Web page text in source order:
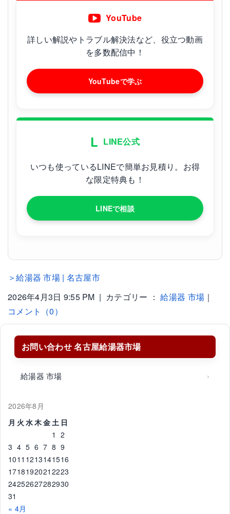
YouTube
詳しい解説やトラブル解決法など、役立つ動画
を多数配信中！
YouTubeで学ぶ
L LINE公式
いつも使っているLINEで簡単お見積り。お得
な限定特典も！
LINEで相談
＞給湯器 市場 | 名古屋市
2026年4月3日 9:55 PM | カテゴリー ：給湯器 市場 ｜
コメント（0）
お問い合わせ 名古屋給湯器市場
給湯器 市場
2026年8月
月 火 水木金 土 日
« 4月
1 2
3 4 5 6 7 8 9
1011 1213141516
1718192021 2223
24252627282930
31